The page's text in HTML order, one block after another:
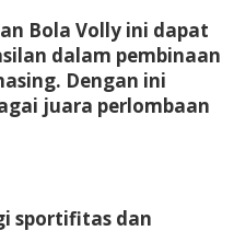
Bola Volly ini dapat
dalam pembinaan
Dengan ini
juara perlombaan
sportifitas dan